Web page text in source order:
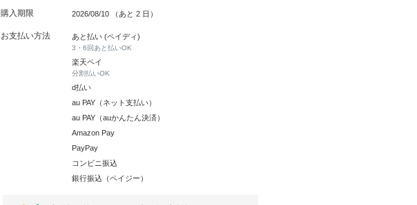
購入期限 2026/08/10 （あと 2 日）
お支払い方法 あと払い (ペイディ)
3・6回あと払いOK
楽天ペイ
分割払いOK
d払い
au PAY（ネット支払い）
au PAY（auかんたん決済）
Amazon Pay
PayPay
コンビニ振込
銀行振込（ペイジー）